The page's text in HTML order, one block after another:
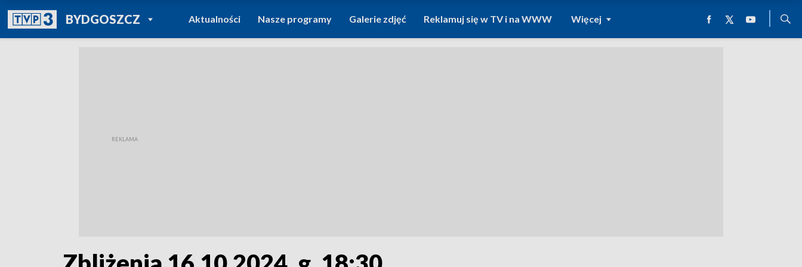
BYDGOSZCZPOWRÓT DO
TVP REGIONY
Aktualności Nasze programy Galerie zdjęć Reklamuj się w TV i na WWW Więcej